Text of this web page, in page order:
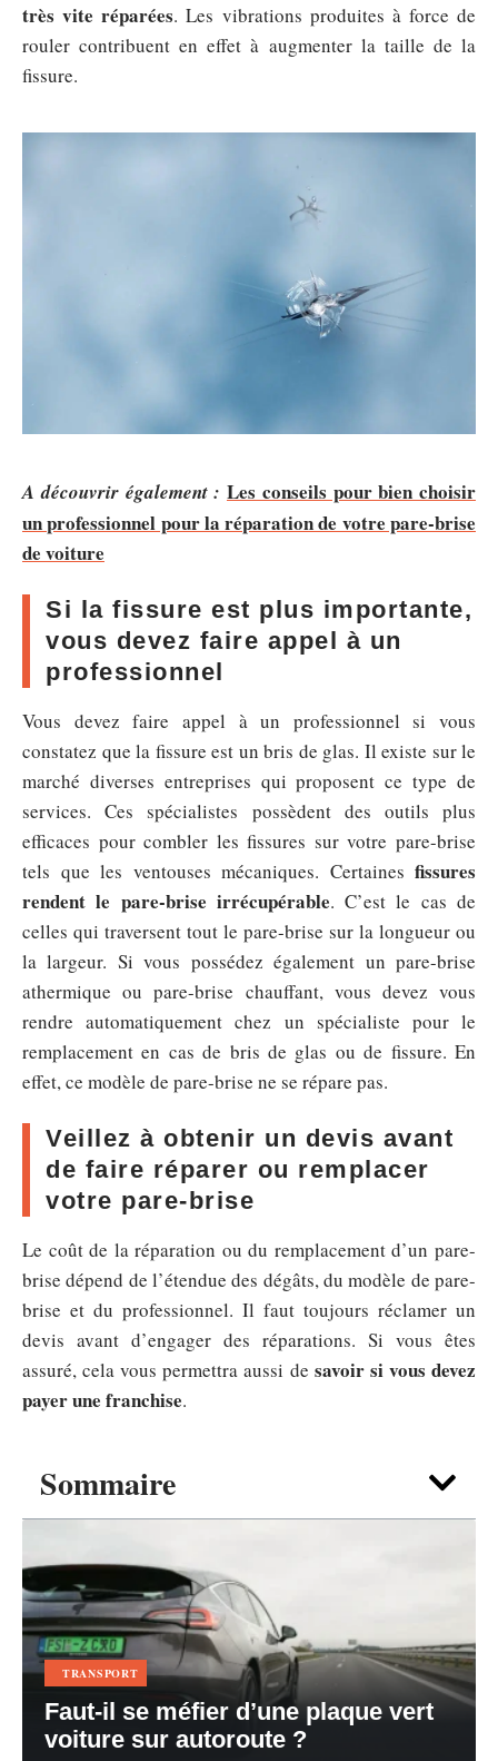
Sommaire
TRANSPORT
Faut-il se méfier d’une plaque vert
voiture sur autoroute ?
très vite réparées. Les vibrations produites à force de
rouler contribuent en effet à augmenter la taille de la
fissure.
A découvrir également : Les conseils pour bien choisir
un professionnel pour la réparation de votre pare-brise
de voiture
Si la fissure est plus importante,
vous devez faire appel à un
professionnel
Vous devez faire appel à un professionnel si vous
constatez que la fissure est un bris de glas. Il existe sur le
marché diverses entreprises qui proposent ce type de
services. Ces spécialistes possèdent des outils plus
efficaces pour combler les fissures sur votre pare-brise
tels que les ventouses mécaniques. Certaines fissures
rendent le pare-brise irrécupérable. C’est le cas de
celles qui traversent tout le pare-brise sur la longueur ou
la largeur. Si vous possédez également un pare-brise
athermique ou pare-brise chauffant, vous devez vous
rendre automatiquement chez un spécialiste pour le
remplacement en cas de bris de glas ou de fissure. En
effet, ce modèle de pare-brise ne se répare pas.
Veillez à obtenir un devis avant
de faire réparer ou remplacer
votre pare-brise
Le coût de la réparation ou du remplacement d’un pare-
brise dépend de l’étendue des dégâts, du modèle de pare-
brise et du professionnel. Il faut toujours réclamer un
devis avant d’engager des réparations. Si vous êtes
assuré, cela vous permettra aussi de savoir si vous devez
payer une franchise.